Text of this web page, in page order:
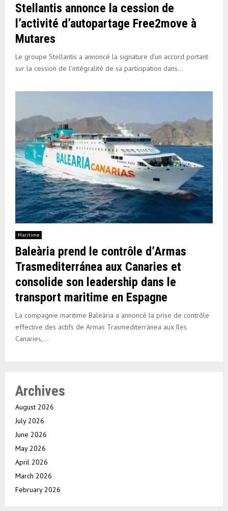
Stellantis annonce la cession de
l’activité d’autopartage Free2move à
Mutares
Le groupe Stellantis a annoncé la signature d’un accord portant
sur la cession de l’intégralité de sa participation dans...
Maritime
Baleària prend le contrôle d’Armas
Trasmediterránea aux Canaries et
consolide son leadership dans le
transport maritime en Espagne
La compagnie maritime Baleària a annoncé la prise de contrôle
effective des actifs de Armas Trasmediterránea aux îles
Canaries,...
Archives
August 2026
July 2026
June 2026
May 2026
April 2026
March 2026
February 2026